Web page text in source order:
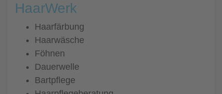
HaarWerk
Haarfärbung
Haarwäsche
Föhnen
Dauerwelle
Bartpflege